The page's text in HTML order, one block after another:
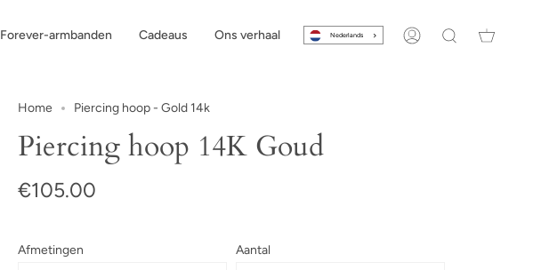
Forever-armbanden Cadeaus Ons verhaal Nederlands AccountZoeken
Home Piercing hoop - Gold 14k
Piercing hoop 14K Goud
€105.00
Afmetingen Aantal